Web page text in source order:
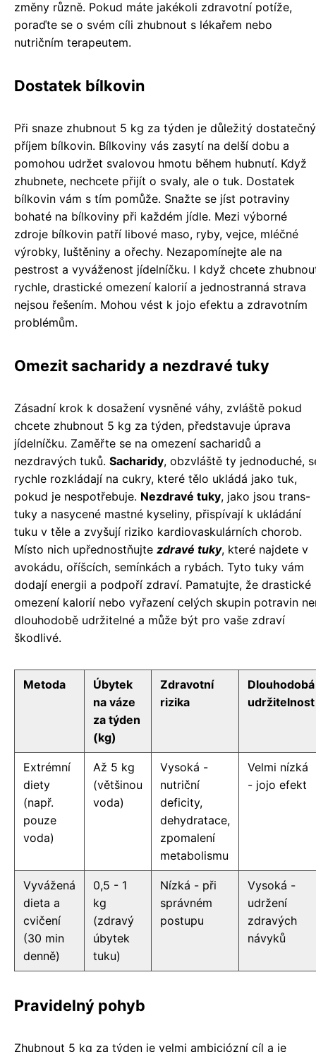
změny různě. Pokud máte jakékoli zdravotní potíže,
poraďte se o svém cíli zhubnout s lékařem nebo
nutričním terapeutem.
Dostatek bílkovin
Při snaze zhubnout 5 kg za týden je důležitý dostatečný
příjem bílkovin. Bílkoviny vás zasytí na delší dobu a
pomohou udržet svalovou hmotu během hubnutí. Když
zhubnete, nechcete přijít o svaly, ale o tuk. Dostatek
bílkovin vám s tím pomůže. Snažte se jíst potraviny
bohaté na bílkoviny při každém jídle. Mezi výborné
zdroje bílkovin patří libové maso, ryby, vejce, mléčné
výrobky, luštěniny a ořechy. Nezapomínejte ale na
pestrost a vyváženost jídelníčku. I když chcete
rychle, drastické omezení kalorií a jednostranná strava
nejsou řešením. Mohou vést k jojo efektu a zdravotním
problémům.
Omezit sacharidy a nezdravé tuky
Zásadní krok k dosažení vysněné váhy, zvláště pokud
chcete zhubnout 5 kg za týden, představuje úprava
jídelníčku. Zaměřte se na omezení sacharidů a
nezdravých tuků. Sacharidy, obzvláště ty jednoduché,
rychle rozkládají na cukry, které tělo ukládá jako tuk,
pokud je nespotřebuje. Nezdravé tuky, jako jsou trans-
tuky a nasycené mastné kyseliny, přispívají k ukládání
tuku v těle a zvyšují riziko kardiovaskulárních chorob.
Místo nich upřednostňujte zdravé tuky, které najdete v
avokádu, oříšcích, semínkách a rybách. Tyto tuky vám
dodají energii a podpoří zdraví. Pamatujte, že drastické
omezení kalorií nebo vyřazení celých skupin potravin
dlouhodobě udržitelné a může být pro vaše zdraví
škodlivé.
Metoda
Úbytek
na váze
za týden
(kg)
Zdravotní
rizika
Dlouhodobá
udržitelnost
Extrémní
diety
(např.
pouze
voda)
Až 5 kg
(většinou
voda)
Vysoká -
nutriční
deficity,
dehydratace,
zpomalení
metabolismu
Velmi nízká
- jojo efekt
Vyvážená
dieta a
cvičení
(30 min
denně)
0,5 - 1
kg
(zdravý
úbytek
tuku)
Nízká - při
správném
postupu
Vysoká -
udržení
zdravých
návyků
Pravidelný pohyb
Zhubnout 5 kg za týden je velmi ambiciózní cíl a je